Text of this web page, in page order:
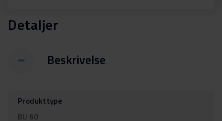
Detaljer
Beskrivelse
Produkttype
BU 60